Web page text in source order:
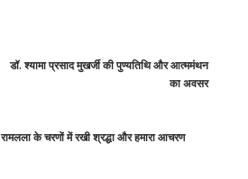
डॉ. श्यामा प्रसाद मुखर्जी की पुण्यतिथि और आत्ममंथन
का अवसर
रामलला के चरणों में रखी श्रद्धा और हमारा आचरण